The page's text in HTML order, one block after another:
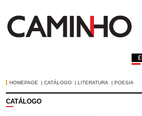
HOMEPAGE | CATÁLOGO| LITERATURA | POESIA
CATÁLOGO